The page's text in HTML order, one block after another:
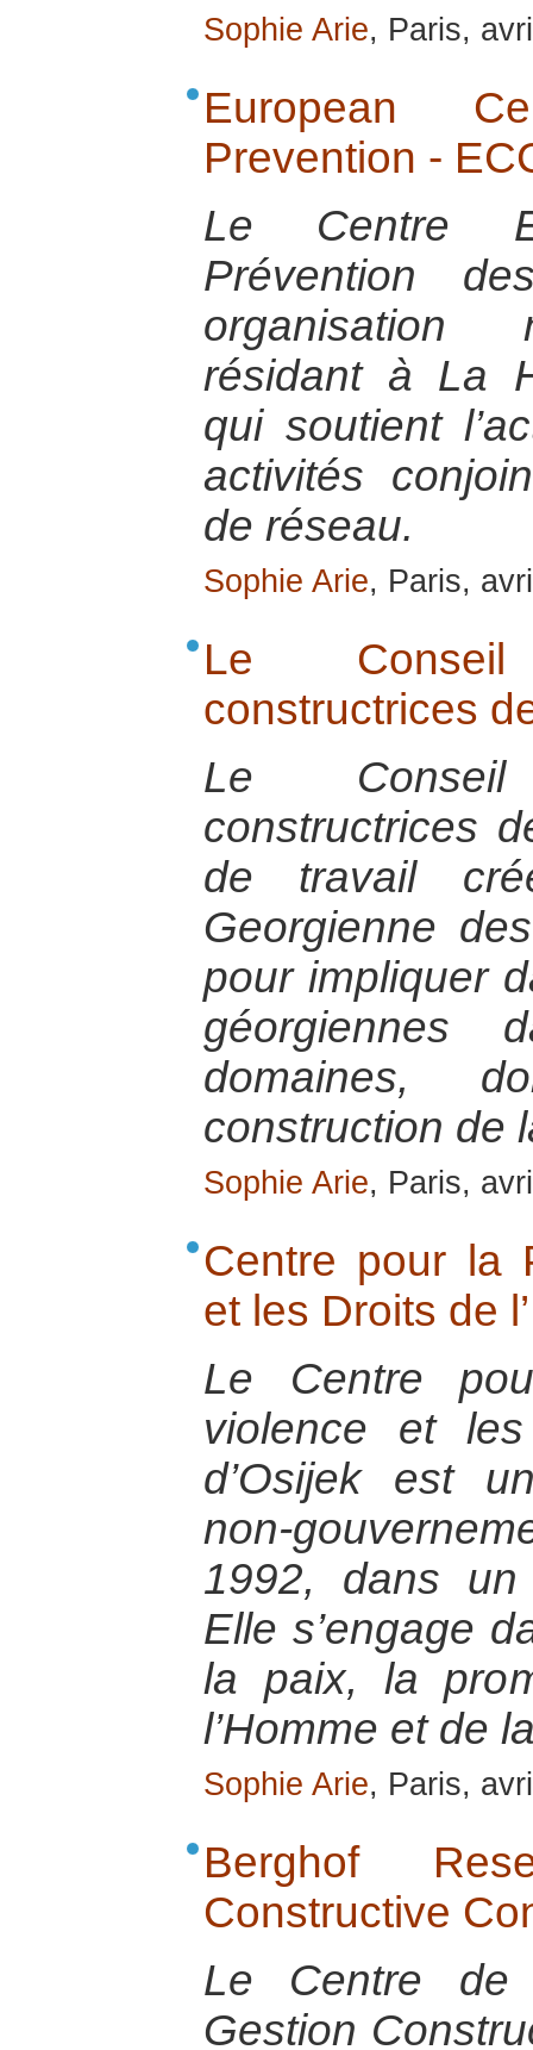
Sophie Arie, Paris,
European
Prevention -
Le Centre
Prévention
organisation
résidant à La
qui soutient
activités
de réseau.
Sophie Arie, Paris,
Le
constructrices
Le
constructrices
de travail
Georgienne
pour impliquer
géorgiennes
domaines,
construction de
Sophie Arie, Paris,
Centre pour la
et les Droits de
Le Centre
violence et
d’Osijek est
non-
1992, dans
Elle s’engage
la paix, la
l’Homme et de
Sophie Arie, Paris,
Berghof
Constructive
Le Centre de
Gestion